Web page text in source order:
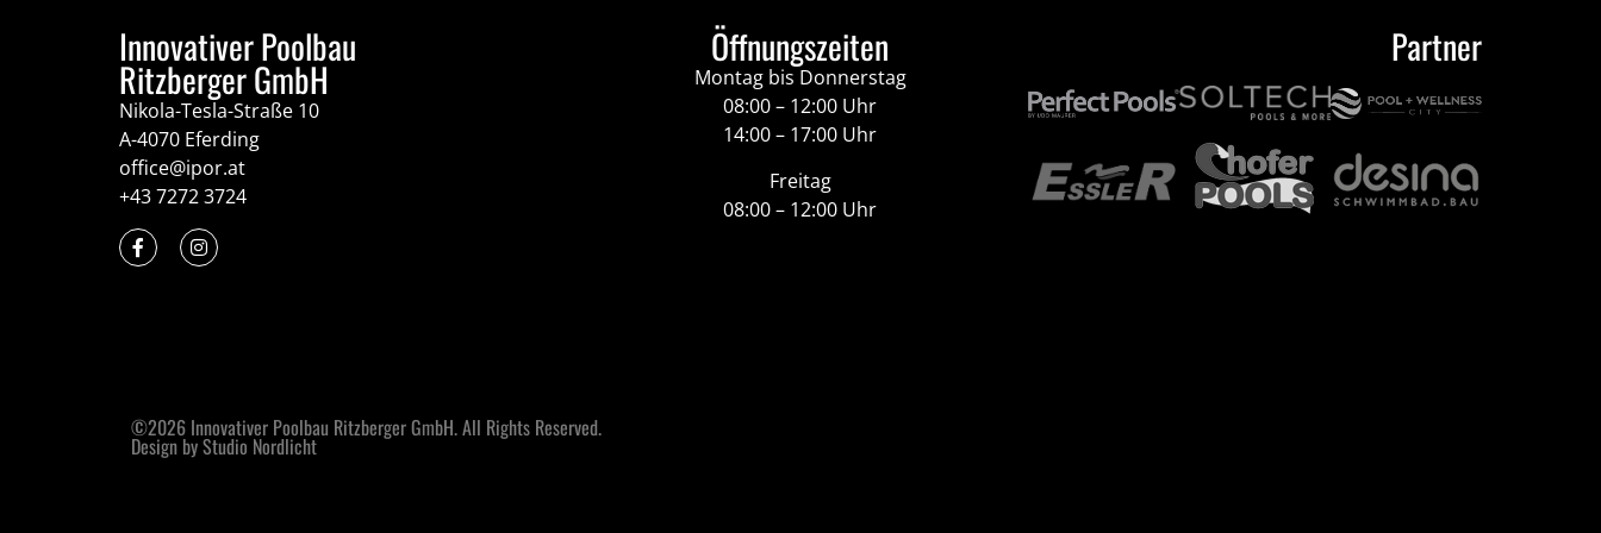
Innovativer Poolbau
Ritzberger GmbH
Nikola-Tesla-Straße 10
A-4070 Eferding
office@ipor.at
+43 7272 3724
Öffnungszeiten
Montag bis Donnerstag
08:00 – 12:00 Uhr
14:00 – 17:00 Uhr
Freitag
08:00 – 12:00 Uhr
Partner
©2026 Innovativer Poolbau Ritzberger GmbH. All Rights Reserved.
Design by Studio Nordlicht